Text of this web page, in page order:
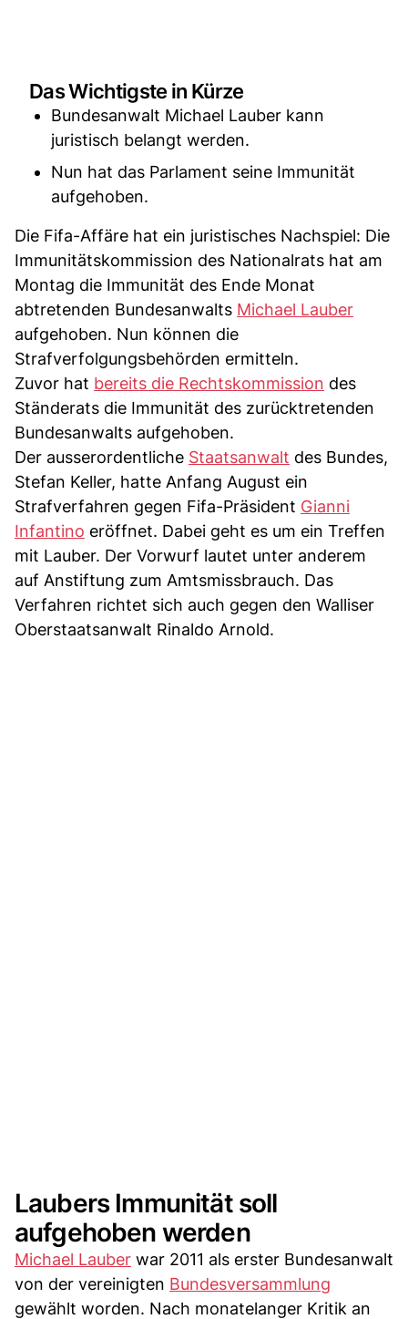
Das Wichtigste in Kürze
Bundesanwalt Michael Lauber kann
juristisch belangt werden.
Nun hat das Parlament seine Immunität
aufgehoben.
Die Fifa-Affäre hat ein juristisches Nachspiel: Die
Immunitätskommission des Nationalrats hat am
Montag die Immunität des Ende Monat
abtretenden Bundesanwalts Michael Lauber
aufgehoben. Nun können die
Strafverfolgungsbehörden ermitteln.
Zuvor hat bereits die Rechtskommission des
Ständerats die Immunität des zurücktretenden
Bundesanwalts aufgehoben.
Der ausserordentliche Staatsanwalt des Bundes,
Stefan Keller, hatte Anfang August ein
Strafverfahren gegen Fifa-Präsident Gianni
Infantino eröffnet. Dabei geht es um ein Treffen
mit Lauber. Der Vorwurf lautet unter anderem
auf Anstiftung zum Amtsmissbrauch. Das
Verfahren richtet sich auch gegen den Walliser
Oberstaatsanwalt Rinaldo Arnold.
Laubers Immunität soll
aufgehoben werden
Michael Lauber war 2011 als erster Bundesanwalt
von der vereinigten Bundesversammlung
gewählt worden. Nach monatelanger Kritik an